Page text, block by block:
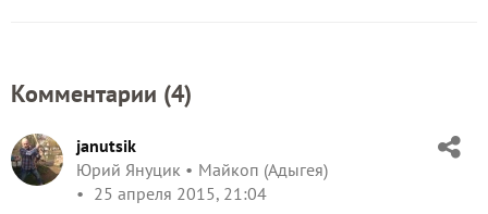
Комментарии (4)
janutsik
Юрий Януцик
Майкоп (Адыгея)
25 апреля 2015, 21:04